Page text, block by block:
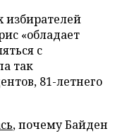
избирателей
«обладает
с
так
81-летнего
, почему Байден